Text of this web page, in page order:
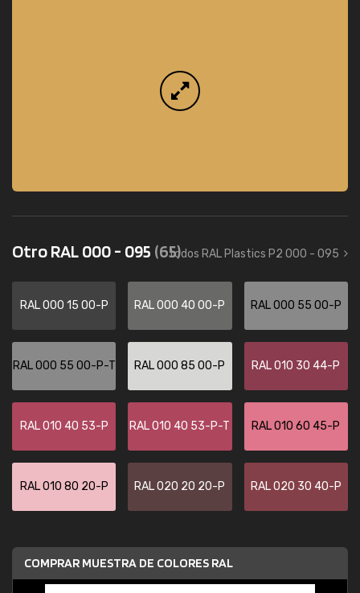
Otro RAL 000 - 095 (65)todos RAL Plastics P2 000 - 095
RAL 000 15 00-P RAL 000 40 00-P RAL 000 55 00-P
RAL 000 55 00-P-T RAL 000 85 00-P RAL 010 30 44-P
RAL 010 40 53-P RAL 010 40 53-P-T RAL 010 60 45-P
RAL 010 80 20-P RAL 020 20 20-P RAL 020 30 40-P
COMPRAR MUESTRA DE COLORES RAL